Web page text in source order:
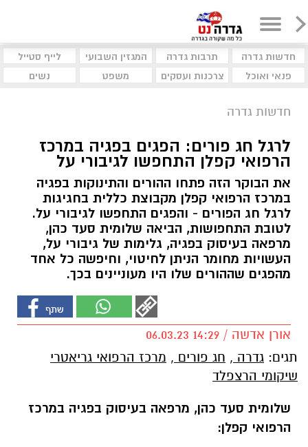
חדשות גדרה תרבות גדרה המגזין השבועי
לייף סטייל
פנאי ואוכל
צרכנות ועסקים משפט נשים
חדשות גדרה
לרגל חג פורים: הפגים בפגיה במרכז
הרפואי קפלן התחפשו לגיבורי על
את הבוקר הזה פתחו ההורים והתינוקות בפגיה
במרכז הרפואי קפלן מקבוצת כללית בחגיגות
לרגל חג הפורים - והפגים התחפשו לגיבורי על.
לטובת התחפושות, הביאה שלומית סעד כהן,
מרפאה בעיסוק בפגיה, גלימות של גיבורי על,
העשויות מחומר הניתן לחיטוי, וחיפשה כל אחד
מהפגים שההורים שלו היו מעוניינים בכך.
אורן אדשה / 14:29 06.03.23
תגים: גדרה , חג פורים , מרכז הרפואי גריאטרי
שיקומי הרצפלד
שלומית סעד כהן, מרפאה בעיסוק בפגיה במרכז
הרפואי קפלן: